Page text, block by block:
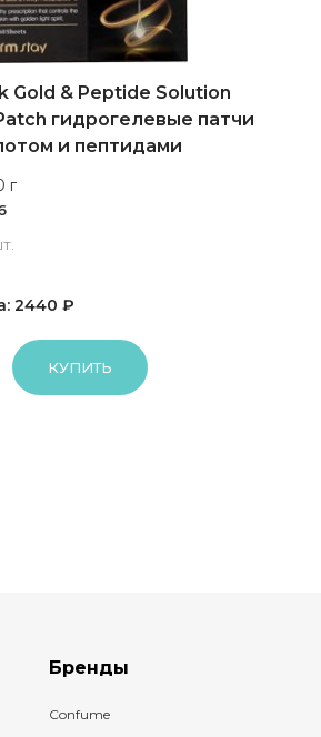
Gold & Peptide Solution
гидрогелевые патчи
и пептидами
г
2440 ₽
КУПИТЬ
Бренды
Confume